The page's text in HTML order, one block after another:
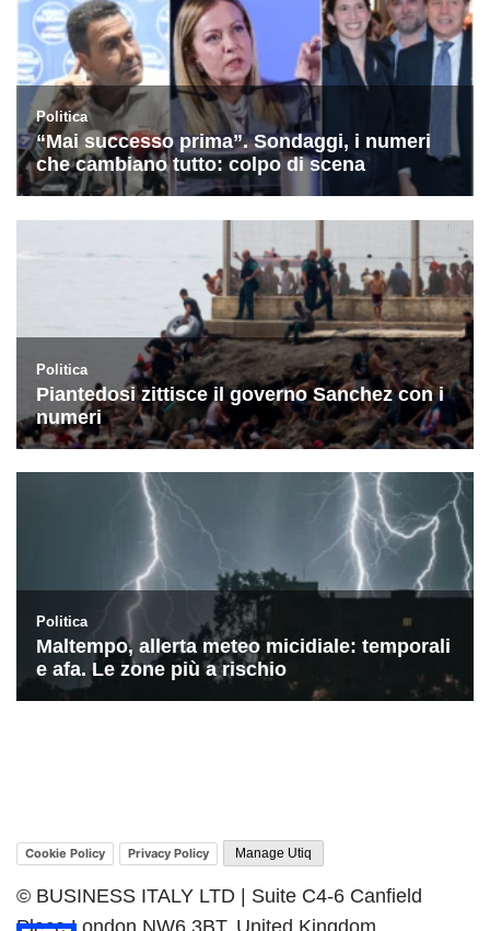
Cookie Policy Privacy Policy Manage Utiq
© BUSINESS ITALY LTD | Suite C4-6 Canfield